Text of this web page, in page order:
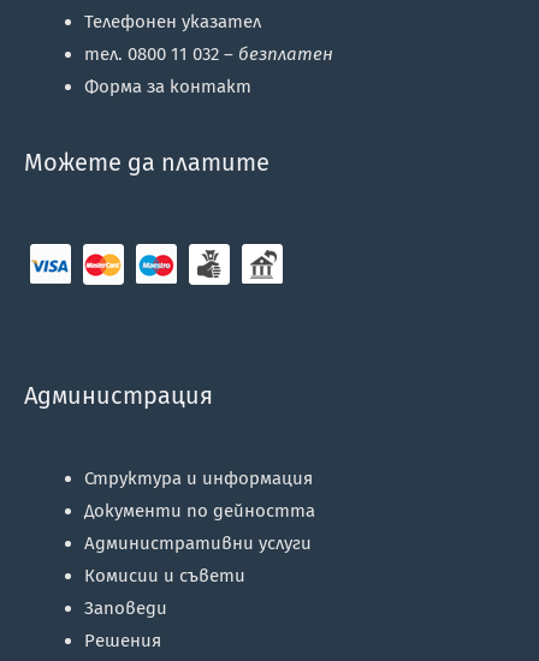
Телефонен указател
тел. 0800 11 032 – безплатен
Форма за контакт
Можете да платите
Администрация
Структура и информация
Документи по дейността
Административни услуги
Комисии и съвети
Заповеди
Решения